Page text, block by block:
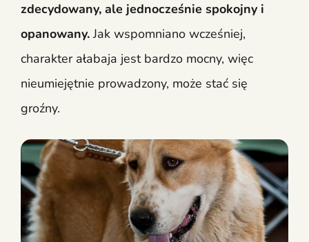
zdecydowany, ale jednocześnie spokojny i
opanowany.Jak wspomniano wcześniej,
charakter ałabaja jest bardzo mocny, więc
nieumiejętnie prowadzony, może stać się
groźny.